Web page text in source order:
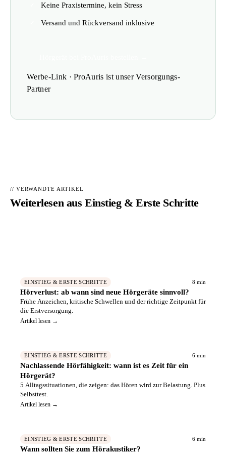
Keine Praxistermine, kein Stress
Versand und Rückversand inklusive
Werbe-Link · ProAuris ist unser Versorgungs-
Partner
// VERWANDTE ARTIKEL
Weiterlesen aus Einstieg & Erste Schritte
EINSTIEG & ERSTE SCHRITTE 8 min
Hörverlust: ab wann sind neue Hörgeräte sinnvoll?
Frühe Anzeichen, kritische Schwellen und der richtige Zeitpunkt für
die Erstversorgung.
Artikel lesen →
EINSTIEG & ERSTE SCHRITTE 6 min
Nachlassende Hörfähigkeit: wann ist es Zeit für ein
Hörgerät?
5 Alltagssituationen, die zeigen: das Hören wird zur Belastung. Plus
Selbsttest.
Artikel lesen →
EINSTIEG & ERSTE SCHRITTE 6 min
Wann sollten Sie zum Hörakustiker?